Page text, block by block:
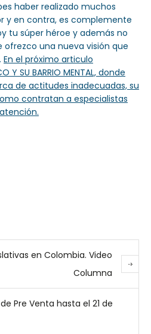
haber realizado muchos
y en contra, es complemente
tu súper héroe y además no
ofrezco una nueva visión que
En el próximo articulo
Y SU BARRIO MENTAL, donde
de actitudes inadecuadas, su
contratan a especialistas
en Colombia. Video
Columna
Pre Venta hasta el 21 de